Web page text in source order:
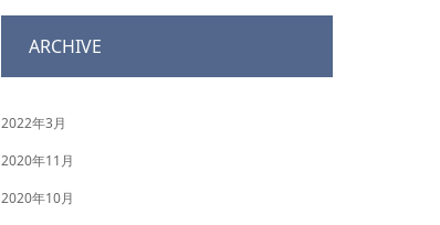
ARCHIVE
2022年3月
2020年11月
2020年10月